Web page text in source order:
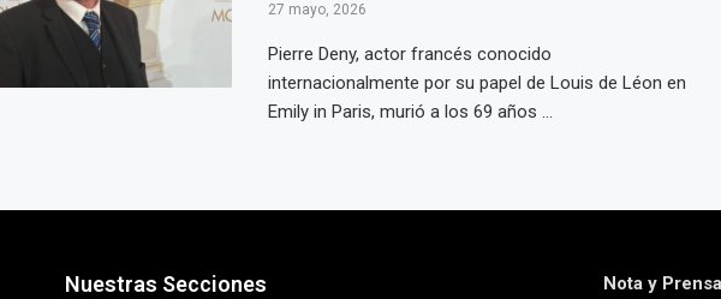
27 mayo, 2026
Pierre Deny, actor francés conocido
internacionalmente por su papel de Louis de Léon en
Emily in Paris, murió a los 69 años ...
Nuestras Secciones Nota y